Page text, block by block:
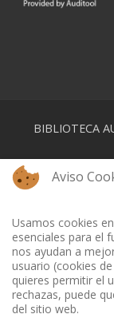
BIBLIOTECA
Aviso
Usamos cookies
esenciales para el
nos ayudan a
usuario (cookies
quieres permitir el
rechazas, puede
del sitio web.